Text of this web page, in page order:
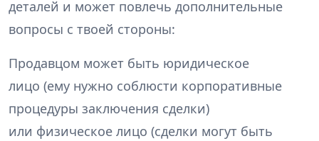
деталей и может повлечь дополнительные
вопросы с твоей стороны:
Продавцом может быть юридическое
лицо (ему нужно соблюсти корпоративные
процедуры заключения сделки)
или физическое лицо (сделки могут быть